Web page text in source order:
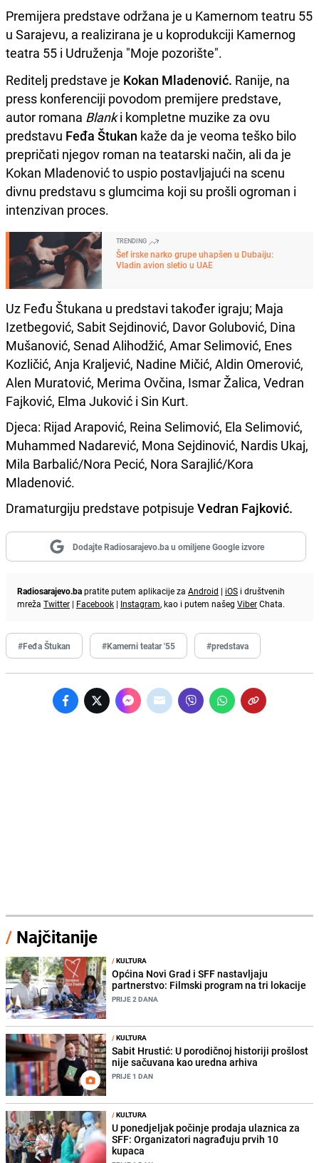
Premijera predstave održana je u Kamernom teatru 55
u Sarajevu, a realizirana je u koprodukciji Kamernog
teatra 55 i Udruženja "Moje pozorište".
Reditelj predstave je Kokan Mladenović. Ranije, na
press konferenciji povodom premijere predstave,
autor romana Blanki kompletne muzike za ovu
predstavu Feđa Štukan kaže da je veoma teško bilo
prepričati njegov roman na teatarski način, ali da je
Kokan Mladenović to uspio postavljajući na scenu
divnu predstavu s glumcima koji su prošli ogroman i
intenzivan proces.
TRENDING
Šef irske narko grupe uhapšen u Dubaiju:
Vladin avion sletio u UAE
Uz Feđu Štukana u predstavi također igraju; Maja
Izetbegović, Sabit Sejdinović, Davor Golubović, Dina
Mušanović, Senad Alihodžić, Amar Selimović, Enes
Kozličić, Anja Kraljević, Nadine Mičić, Aldin Omerović,
Alen Muratović, Merima Ovčina, Ismar Žalica, Vedran
Fajković, Elma Juković i Sin Kurt.
Djeca: Rijad Arapović, Reina Selimović, Ela Selimović,
Muhammed Nadarević, Mona Sejdinović, Nardis Ukaj,
Mila Barbalić/Nora Pecić, Nora Sarajlić/Kora
Mladenović.
Dramaturgiju predstave potpisuje Vedran Fajković.
Dodajte Radiosarajevo.ba u omiljene Google izvore
Radiosarajevo.bapratite putem aplikacije za Android | iOS i društvenih
mreža Twitter | Facebook | Instagram, kao i putem našeg ViberChata.
#Feđa Štukan #Kamerni teatar '55 #predstava
/ Najčitanije
/KULTURA
Općina Novi Grad i SFF nastavljaju
partnerstvo: Filmski program na tri lokacije
PRIJE 2 DANA
/KULTURA
Sabit Hrustić: U porodičnoj historiji prošlost
nije sačuvana kao uredna arhiva
PRIJE 1 DAN
/KULTURA
U ponedjeljak počinje prodaja ulaznica za
SFF: Organizatori nagrađuju prvih 10
kupaca